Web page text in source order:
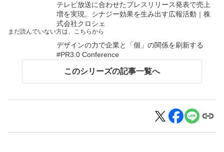
テレビ放送に合わせたプレスリリース発表で売上
増を実現。シナジー効果を生み出す広報活動｜株
式会社クロシェ
まだ読んでいない方は、こちらから
デザインの力で企業と「個」の関係を刷新する
#PR3.0 Conference
このシリーズの記事一覧へ